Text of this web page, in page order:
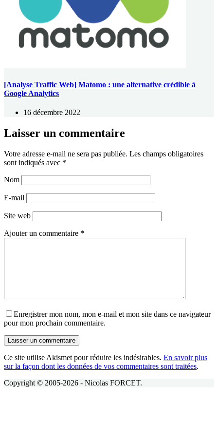
[Analyse Traffic Web] Matomo : une alternative crédible à
Google Analytics
16 décembre 2022
Laisser un commentaire
Votre adresse e-mail ne sera pas publiée. Les champs obligatoires
sont indiqués avec *
Nom
E-mail
Site web
Ajouter un commentaire *
Enregistrer mon nom, mon e-mail et mon site dans ce navigateur
pour mon prochain commentaire.
Laisser un commentaire
Ce site utilise Akismet pour réduire les indésirables. En savoir plus
sur la façon dont les données de vos commentaires sont traitées.
Copyright © 2005-2026 - Nicolas FORCET.